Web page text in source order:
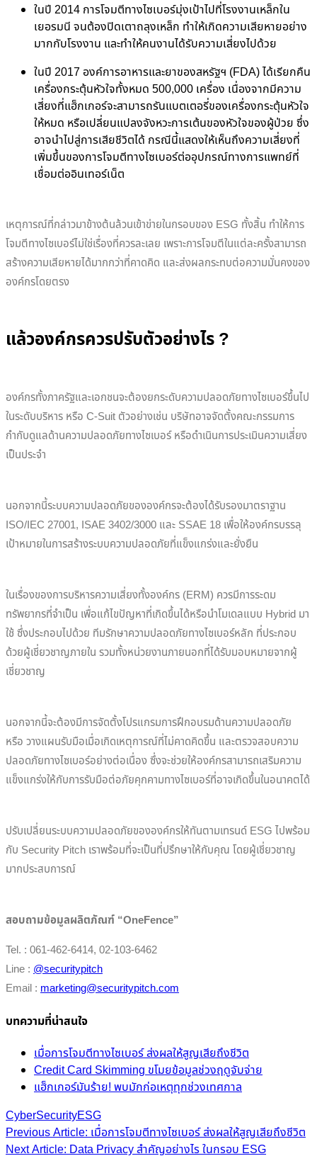
ในปี 2014 การโจมตีทางไซเบอร์มุ่งเป้าไปที่โรงงานเหล็กใน
เยอรมนี จนต้องปิดเตาถลุงเหล็ก ทำให้เกิดความเสียหายอย่าง
มากกับโรงงาน และทำให้คนงานได้รับความเสี่ยงไปด้วย
ในปี 2017 องค์การอาหารและยาของสหรัฐฯ (FDA) ได้เรียกคืน
เครื่องกระตุ้นหัวใจทั้งหมด 500,000 เครื่อง เนื่องจากมีความ
เสี่ยงที่แฮ็กเกอร์จะสามารถรันแบตเตอรี่ของเครื่องกระตุ้นหัวใจ
ให้หมด หรือเปลี่ยนแปลงจังหวะการเต้นของหัวใจของผู้ป่วย ซึ่ง
อาจนำไปสู่การเสียชีวิตได้ กรณีนี้แสดงให้เห็นถึงความเสี่ยงที่
เพิ่มขึ้นของการโจมตีทางไซเบอร์ต่ออุปกรณ์ทางการแพทย์ที่
เชื่อมต่ออินเทอร์เน็ต
เหตุการณ์ที่กล่าวมาข้างต้นล้วนเข้าข่ายในกรอบของ ESG ทั้งสิ้น ทำให้การ
โจมตีทางไซเบอร์ไม่ใช่เรื่องที่ควรละเลย เพราะการโจมตีในแต่ละครั้งสามารถ
สร้างความเสียหายได้มากกว่าที่คาดคิด และส่งผลกระทบต่อความมั่นคงของ
องค์กรโดยตรง
แล้วองค์กรควรปรับตัวอย่างไร ?
องค์กรทั้งภาครัฐและเอกชนจะต้องยกระดับความปลอดภัยทางไซเบอร์ขึ้นไป
ในระดับบริหาร หรือ C-Suit ตัวอย่างเช่น บริษัทอาจจัดตั้งคณะกรรมการ
กำกับดูแลด้านความปลอดภัยทางไซเบอร์ หรือดำเนินการประเมินความเสี่ยง
เป็นประจำ
นอกจากนี้ระบบความปลอดภัยขององค์กรจะต้องได้รับรองมาตราฐาน
ISO/IEC 27001, ISAE 3402/3000 และ SSAE 18 เพื่อให้องค์กรบรรลุ
เป้าหมายในการสร้างระบบความปลอดภัยที่แข็งแกร่งและยั่งยืน
ในเรื่องของการบริหารความเสี่ยงทั้งองค์กร (ERM) ควรมีการระดม
ทรัพยากรที่จำเป็น เพื่อแก้ไขปัญหาที่เกิดขึ้นได้หรือนำโมเดลแบบ Hybrid มา
ใช้ ซึ่งประกอบไปด้วย ทีมรักษาความปลอดภัยทางไซเบอร์หลัก ที่ประกอบ
ด้วยผู้เชี่ยวชาญภายใน รวมทั้งหน่วยงานภายนอกที่ได้รับมอบหมายจากผู้
เชี่ยวชาญ
นอกจากนี้จะต้องมีการจัดตั้งโปรแกรมการฝึกอบรมด้านความปลอดภัย
หรือ วางแผนรับมือเมื่อเกิดเหตุการณ์ที่ไม่คาดคิดขึ้น และตรวจสอบความ
ปลอดภัยทางไซเบอร์อย่างต่อเนื่อง ซึ่งจะช่วยให้องค์กรสามารถเสริมความ
แข็งแกร่งให้กับการรับมือต่อภัยคุกคามทางไซเบอร์ที่อาจเกิดขึ้นในอนาคตได้
ปรับเปลี่ยนระบบความปลอดภัยขององค์กรให้ทันตามเทรนด์ ESG ไปพร้อม
กับ Security Pitch เราพร้อมที่จะเป็นที่ปรึกษาให้กับคุณ โดยผู้เชี่ยวชาญ
มากประสบการณ์
สอบถามข้อมูลผลิตภัณฑ์ “OneFence”
Tel. : 061-462-6414, 02-103-6462
Line : @securitypitch
Email : marketing@securitypitch.com
บทความที่น่าสนใจ
เมื่อการโจมตีทางไซเบอร์ ส่งผลให้สูญเสียถึงชีวิต
Credit Card Skimming ขโมยข้อมูลช่วงฤดูจับจ่าย
แฮ็กเกอร์มันร้าย! พบมักก่อเหตุทุกช่วงเทศกาล
CyberSecurityESG
Post
Previous Article: เมื่อการโจมตีทางไซเบอร์ ส่งผลให้สูญเสียถึงชีวิต
Next Article: Data Privacy สำคัญอย่างไร ในกรอบ ESG